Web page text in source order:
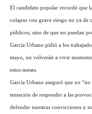
El candidato popular recordó que
colapso con grave riesgo no ya de
públicos, sino de que no puedan
García Urbano pidió a los
mayo, no volverán a vivir
estos meses.
García Urbano aseguró que no
tentación de responder a las
defender nuestras convicciones y